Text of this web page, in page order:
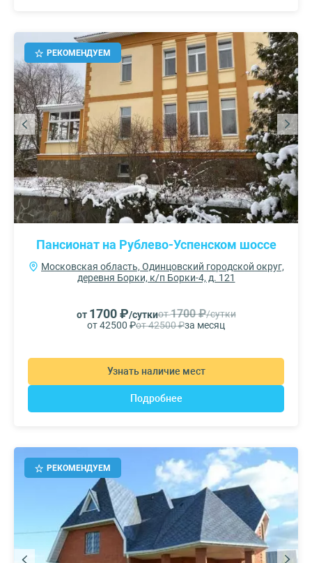
РЕКОМЕНДУЕМ
Пансионат на Рублево-Успенском шоссе
Московская область, Одинцовский городской округ,
деревня Борки, к/п Борки-4, д. 121
от 1700 ₽/суткиот1700 ₽/сутки
от 42500 ₽от 42500 ₽за месяц
Узнать наличие мест
Подробнее
РЕКОМЕНДУЕМ